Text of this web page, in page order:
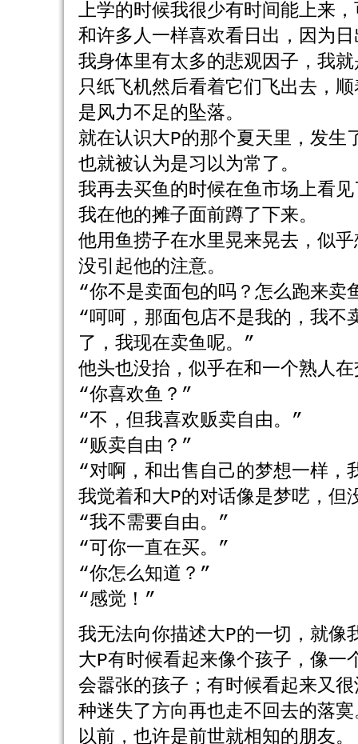
上学的时候我很少有时间能上来
和许多人一样喜欢看日出，因为
我身体里有太多的悲观因子，我
只纸飞机然后看着它们飞出去，
是风力不足的坠落。
就在认识大P的那个夏天里，发生
也就被认为是习以为常了。
我再去买鱼的时候在鱼市场上看
我在他的摊子面前蹲了下来。
他用鱼捞子在水里晃来晃去，似
没引起他的注意。
“你不是卖面包的吗？怎么跑来卖
“呵呵，那面包店不是我的，我不
了，我现在卖鱼呢。”
他头也没抬，似乎在和一个熟人
“你喜欢鱼？”
“不，但我喜欢贩卖自由。”
“贩卖自由？”
“对啊，和出售自己的梦想一样，
我觉着和大P的对话像是梦呓，但
“我不需要自由。”
“可你一直在买。”
“你怎么知道？”
“感觉！”
我无法向你描述大P的一切，就像
大P有时候看起来像个孩子，像一
会嚣张的孩子；有时候看起来又
种迷失了方向再也走不回去的落
以前，也许是前世就相知的朋友。